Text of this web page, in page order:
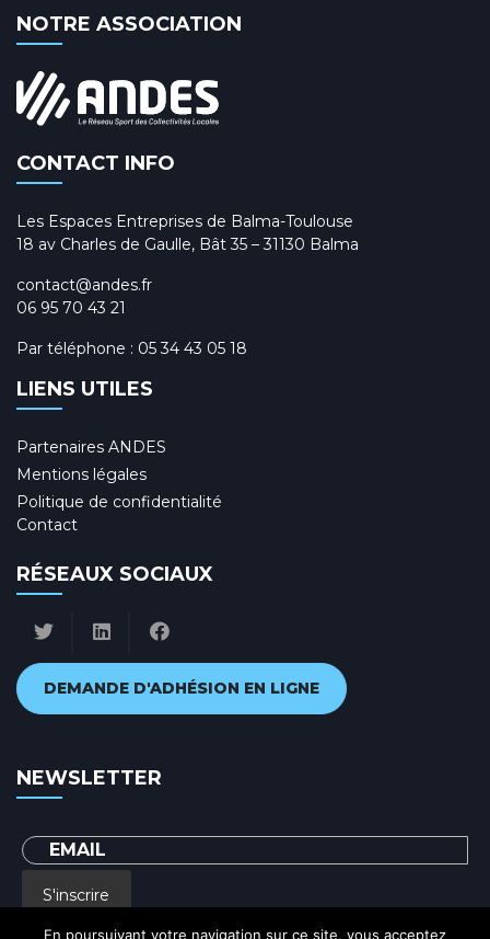
NOTRE ASSOCIATION
CONTACT INFO
Les Espaces Entreprises de Balma-Toulouse
18 av Charles de Gaulle, Bât 35 – 31130 Balma
contact@andes.fr
06 95 70 43 21
Par téléphone : 05 34 43 05 18
LIENS UTILES
Partenaires ANDES
Mentions légales
Politique de confidentialité
Contact
RÉSEAUX SOCIAUX
DEMANDE D'ADHÉSION EN LIGNE
NEWSLETTER
S'inscrire
En poursuivant votre navigation sur ce site, vous acceptez